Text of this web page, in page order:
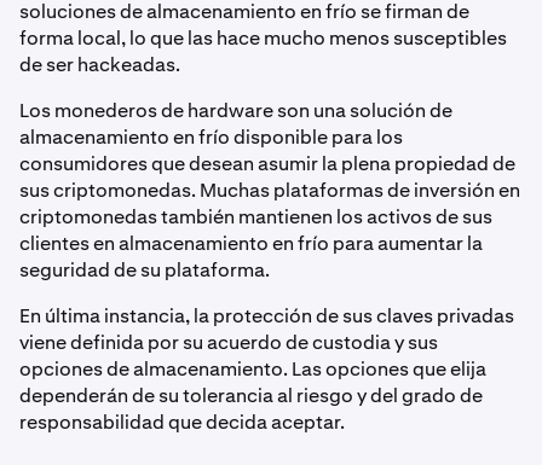
soluciones de almacenamiento en frío se firman de
forma local, lo que las hace mucho menos susceptibles
de ser hackeadas.
Los monederos de hardware son una solución de
almacenamiento en frío disponible para los
consumidores que desean asumir la plena propiedad de
sus criptomonedas. Muchas plataformas de inversión en
criptomonedas también mantienen los activos de sus
clientes en almacenamiento en frío para aumentar la
seguridad de su plataforma.
En última instancia, la protección de sus claves privadas
viene definida por su acuerdo de custodia y sus
opciones de almacenamiento. Las opciones que elija
dependerán de su tolerancia al riesgo y del grado de
responsabilidad que decida aceptar.